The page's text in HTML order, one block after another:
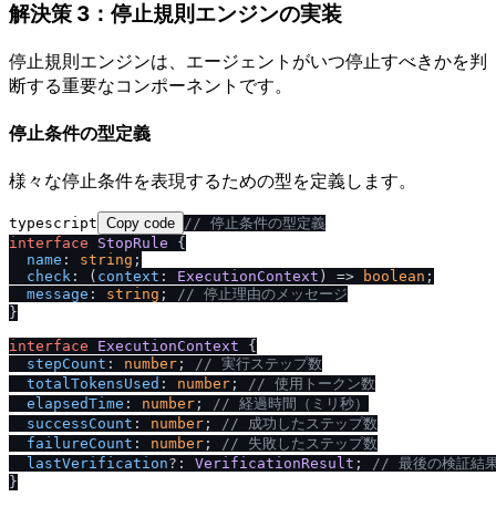
解決策 3：停止規則エンジンの実装
停止規則エンジンは、エージェントがいつ停止すべきかを判
断する重要なコンポーネントです。
停止条件の型定義
様々な停止条件を表現するための型を定義します。
typescript Copy code // 停止条件の型定義
interface
StopRule {
name : string ;
check : ( context : ExecutionContext ) => boolean ;
message : string ; // 停止理由のメッセージ
}
interface
ExecutionContext {
stepCount : number ; // 実行ステップ数
totalTokensUsed : number ; // 使用トークン数
elapsedTime : number ; // 経過時間（ミリ秒）
successCount : number ; // 成功したステップ数
failureCount : number ; // 失敗したステップ数
lastVerification?: VerificationResult ; // 最後の検証結